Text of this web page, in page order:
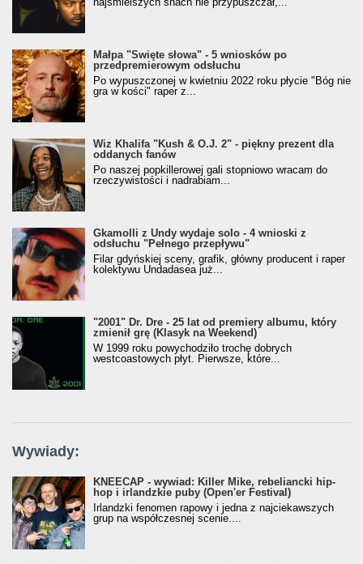
Małpa "Święte słowa" - 5 wniosków po
przedpremierowym odsłuchu
Po wypuszczonej w kwietniu 2022 roku płycie "Bóg nie
gra w kości" raper z...
Wiz Khalifa "Kush & O.J. 2" - piękny prezent dla
oddanych fanów
Po naszej popkillerowej gali stopniowo wracam do
rzeczywistości i nadrabiam...
Gkamolli z Undy wydaje solo - 4 wnioski z
odsłuchu "Pełnego przepływu"
Filar gdyńskiej sceny, grafik, główny producent i raper
kolektywu Undadasea już...
"2001" Dr. Dre - 25 lat od premiery albumu, który
zmienił grę (Klasyk na Weekend)
W 1999 roku powychodziło trochę dobrych
westcoastowych płyt. Pierwsze, które...
Wywiady:
KNEECAP - wywiad: Killer Mike, rebeliancki hip-
hop i irlandzkie puby (Open'er Festival)
Irlandzki fenomen rapowy i jedna z najciekawszych
grup na współczesnej scenie....